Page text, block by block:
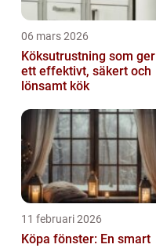
06 mars 2026
Köksutrustning som ger
ett effektivt, säkert och
lönsamt kök
11 februari 2026
Köpa fönster: En smart